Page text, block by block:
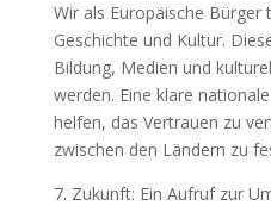
Wir als Europäische
Geschichte und Kultur.
Bildung, Medien und
werden. Eine klare
helfen, das Vertrauen zu
zwischen den Ländern zu
7. Zukunft: Ein Aufruf zur